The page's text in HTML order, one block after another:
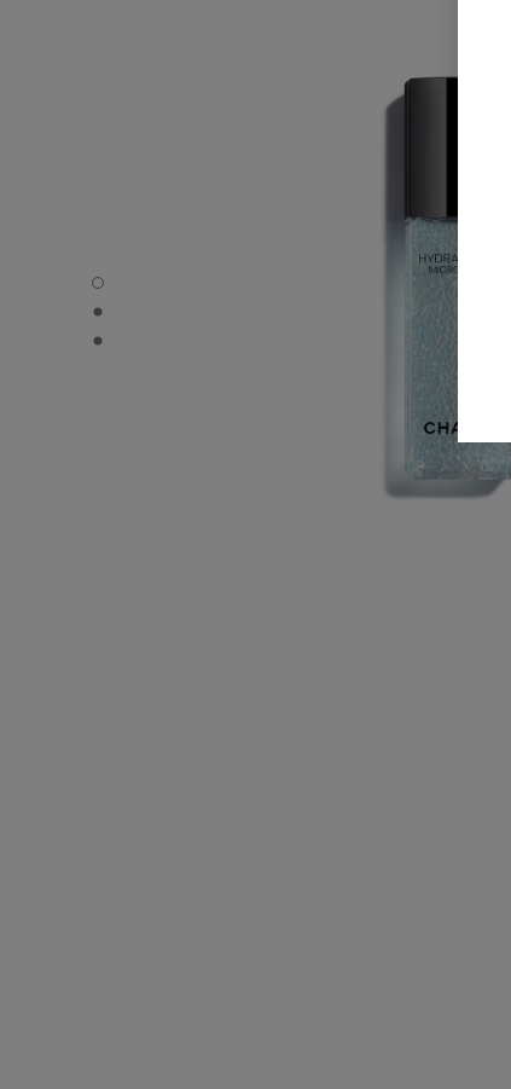
HYDRA BEAUTY MICRO SÉRUM - Vue par défaut
HYDRA BEAUTY MICRO SÉRUM - Vue alternative 1
HYDRA BEAUTY MICRO SÉRUM - Vue basique texture